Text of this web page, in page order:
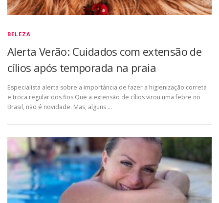
BELEZA
Alerta Verão: Cuidados com extensão de
cílios após temporada na praia
Especialista alerta sobre a importância de fazer a higienização correta
e troca regular dos fios Que a extensão de cílios virou uma febre no
Brasil, não é novidade. Mas, alguns …